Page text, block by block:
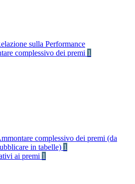
sulla Performance
complessivo dei premi 1
complessivo dei premi (da
in tabelle) 1
ai premi 1